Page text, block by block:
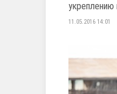
11.05.2016 14:01